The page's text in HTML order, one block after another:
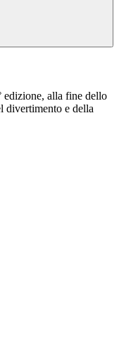
edizione, alla fine dello
divertimento e della